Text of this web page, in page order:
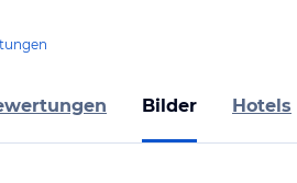
Bilder Hotels